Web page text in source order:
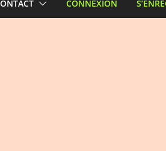
CONNEXION